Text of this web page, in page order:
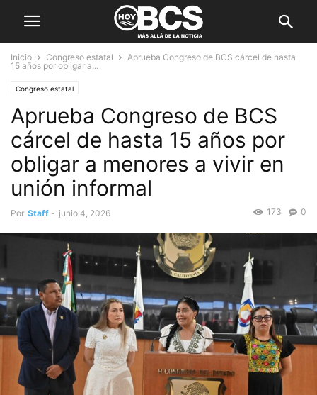
Inicio Congreso estatal
Aprueba Congreso de BCS cárcel de hasta
15 años por obligar a...
Congreso estatal
Aprueba Congreso de BCS
cárcel de hasta 15 años por
obligar a menores a vivir en
unión informal
Por Staff - junio 4, 2026 0
173